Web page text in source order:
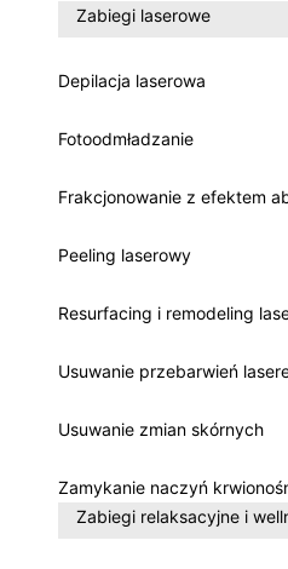
Zabiegi laserowe
Depilacja laserowa
Fotoodmładzanie
Frakcjonowanie z efektem
Peeling laserowy
Resurfacing i remodeling
Usuwanie przebarwień
Usuwanie zmian skórnych
Zamykanie naczyń
Zabiegi relaksacyjne i